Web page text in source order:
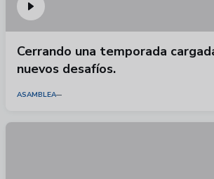
Cerrando una temporada
nuevos desafíos.
ASAMBLEA